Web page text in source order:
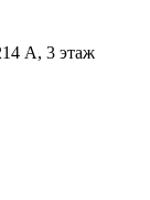
А, 3 этаж